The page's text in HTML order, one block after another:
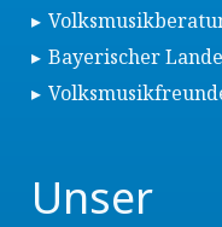
Bayerischer
Unser